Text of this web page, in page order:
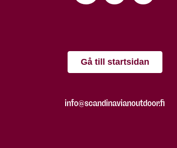
Gå till startsidan
info@scandinavianoutdoor.fi